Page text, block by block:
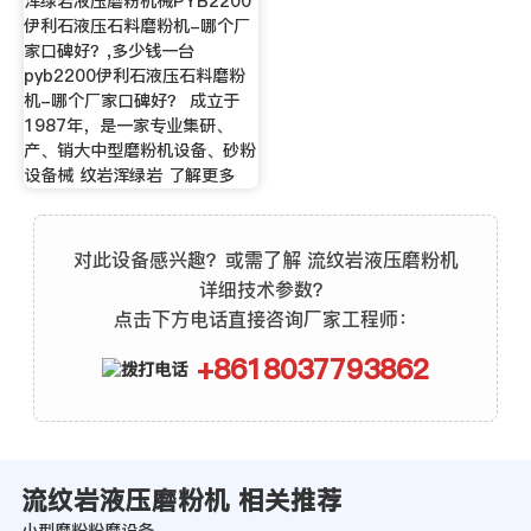
伊利石液压石料磨粉机-哪个厂
家口碑好？,多少钱一台
pyb2200伊利石液压石料磨粉
机-哪个厂家口碑好？ 成立于
1987年，是一家专业集研、
产、销大中型磨粉机设备、砂粉
设备械 纹岩浑绿岩 了解更多
对此设备感兴趣？或需了解 流纹岩液压磨粉机
详细技术参数？
点击下方电话直接咨询厂家工程师：
+8618037793862
流纹岩液压磨粉机 相关推荐